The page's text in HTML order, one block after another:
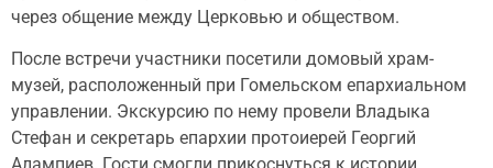
через общение между Церковью и обществом.
После встречи участники посетили домовый храм-
музей, расположенный при Гомельском епархиальном
управлении. Экскурсию по нему провели Владыка
Стефан и секретарь епархии протоиерей Георгий